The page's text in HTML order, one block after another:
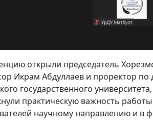
открыли председатель
Икрам Абдуллаев и проректор
государственного
практическую важность
научному направлению и в